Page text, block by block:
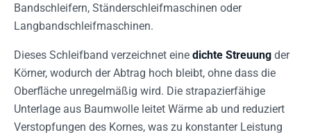
Bandschleifern, Ständerschleifmaschinen oder
Langbandschleifmaschinen.
Dieses Schleifband verzeichnet eine dichte Streuung der
Körner, wodurch der Abtrag hoch bleibt, ohne dass die
Oberfläche unregelmäßig wird. Die strapazierfähige
Unterlage aus Baumwolle leitet Wärme ab und reduziert
Verstopfungen des Kornes, was zu konstanter Leistung